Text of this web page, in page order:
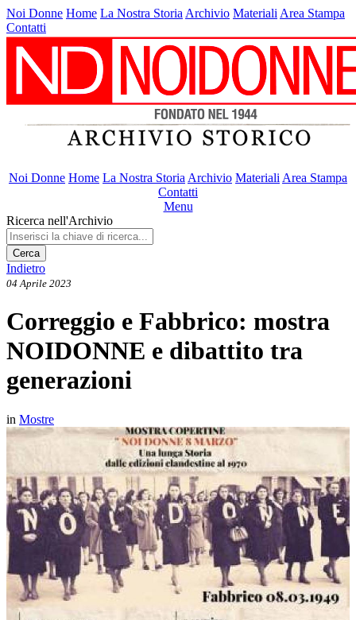
Noi Donne Home La Nostra Storia Archivio Materiali Area Stampa
Contatti
Noi Donne Home La Nostra Storia Archivio Materiali Area Stampa
Contatti
Menu
Ricerca nell'Archivio
Cerca
Indietro
04 Aprile 2023
Correggio e Fabbrico: mostra
NOIDONNE e dibattito tra
generazioni
in Mostre